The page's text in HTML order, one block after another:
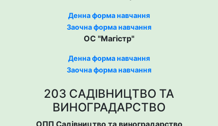
Денна форма навчання
Заочна форма навчання
ОС "Магістр"
Денна форма навчання
Заочна форма навчання
203 САДІВНИЦТВО ТА
ВИНОГРАДАРСТВО